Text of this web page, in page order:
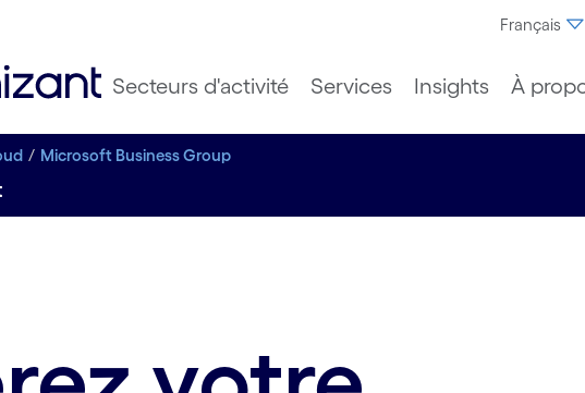
Français
Secteurs d'activité Services Insights À
Microsoft Business Group